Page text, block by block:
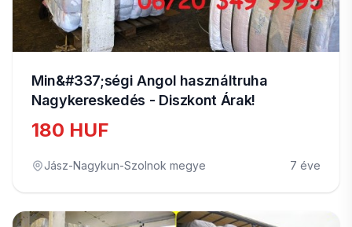
Min&#337;ségi Angol használtruha
Nagykereskedés - Diszkont Árak!
180 HUF
Jász-Nagykun-Szolnok megye 7 éve